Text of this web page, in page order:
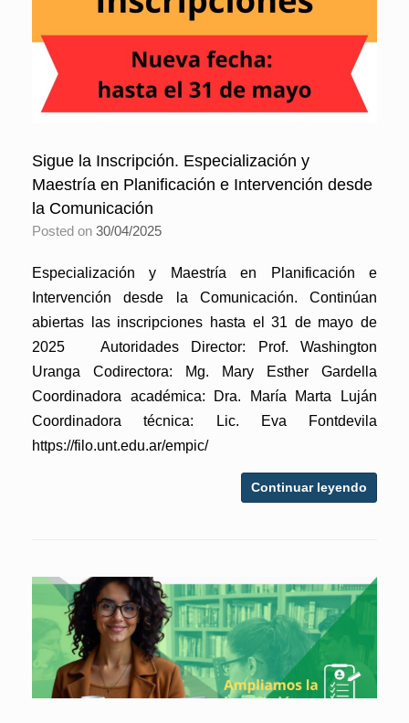
Sigue la Inscripción. Especialización y
Maestría en Planificación e Intervención desde
la Comunicación
Posted on 30/04/2025
Especialización y Maestría en Planificación e
Intervención desde la Comunicación. Continúan
abiertas las inscripciones hasta el 31 de mayo de
2025 Autoridades Director: Prof. Washington
Uranga Codirectora: Mg. Mary Esther Gardella
Coordinadora académica: Dra. María Marta Luján
Coordinadora técnica: Lic. Eva Fontdevila
https://filo.unt.edu.ar/empic/
Continuar leyendo